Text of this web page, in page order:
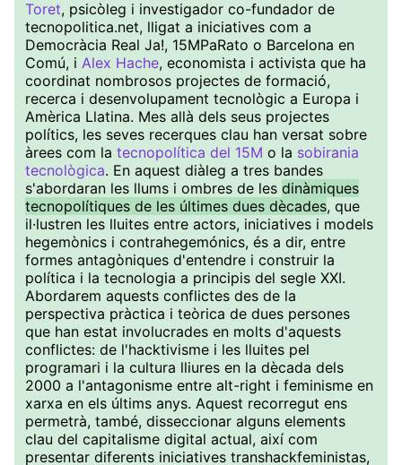
Toret, psicòleg i investigador co-fundador de
tecnopolitica.net, lligat a iniciatives com a
Democràcia Real Ja!, 15MPaRato o Barcelona en
Comú, i Alex Hache, economista i activista que ha
coordinat nombrosos projectes de formació,
recerca i desenvolupament tecnològic a Europa i
Amèrica Llatina. Mes allà dels seus projectes
polítics, les seves recerques clau han versat sobre
àrees com la tecnopolítica del 15M o la sobirania
tecnològica. En aquest diàleg a tres bandes
s'abordaran les llums i ombres de les dinàmiques
tecnopolítiques de les últimes dues dècades, que
il·lustren les lluites entre actors, iniciatives i models
hegemònics i contrahegemónics, és a dir, entre
formes antagòniques d'entendre i construir la
política i la tecnologia a principis del segle XXI.
Abordarem aquests conflictes des de la
perspectiva pràctica i teòrica de dues persones
que han estat involucrades en molts d'aquests
conflictes: de l'hacktivisme i les lluites pel
programari i la cultura lliures en la dècada dels
2000 a l'antagonisme entre alt-right i feminisme en
xarxa en els últims anys. Aquest recorregut ens
permetrà, també, disseccionar alguns elements
clau del capitalisme digital actual, així com
presentar diferents iniciatives transhackfeministas,